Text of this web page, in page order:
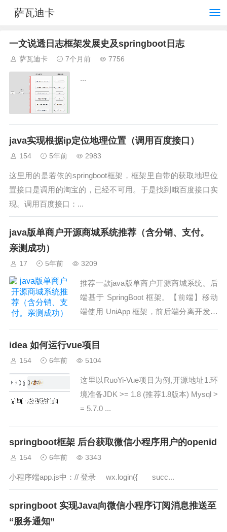
萨瓦迪卡
一文说透日志框架发展史及springboot日志
萨瓦迪卡 7个月前 7756
...
java实现根据ip定位地理位置（调用百度接口）
154 5年前 2983
这里用的是若依的springboot框架，框架里自带的获取地理位
置接口是调用的淘宝的，已经不可用。于是找到哦百度接口实
现。调用百度接口：...
java版单商户开源商城系统推荐（含分销、支付。
亲测成功）
17 5年前 3209
推荐一款java版单商户开源商城系统。后
端基于 SpringBoot 框架。【前端】移动
端使用 UniApp 框架，前后端分离开发，
idea 如何运行vue项目
154 6年前 5104
这里以RuoYi-Vue项目为例,开源地址1.环
境准备JDK >= 1.8 (推荐1.8版本) Mysql >
= 5.7.0 ...
springboot框架 后台获取微信小程序用户的openid
154 6年前 3343
小程序端app.js中：// 登录 wx.login({ succ...
springboot 实现Java向微信小程序订阅消息推送至
“服务通知”